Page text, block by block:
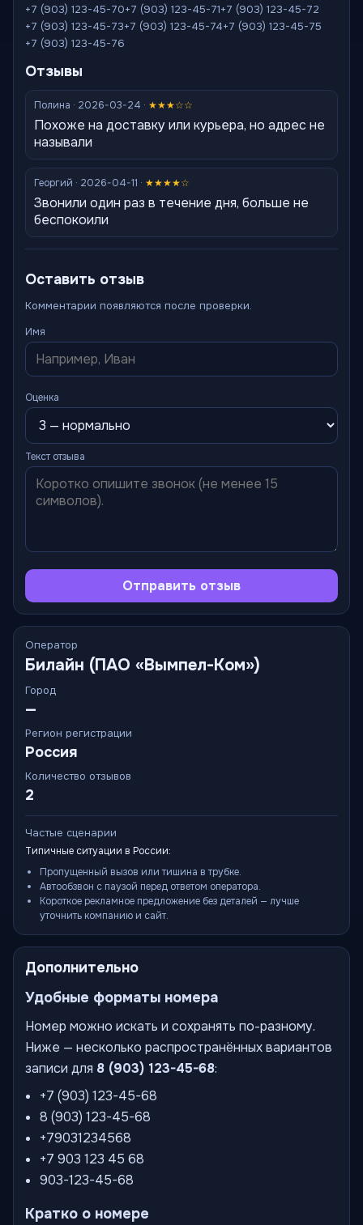
+7 (903) 123-45-70+7 (903) 123-45-71+7 (903) 123-45-72
+7 (903) 123-45-73+7 (903) 123-45-74+7 (903) 123-45-75
+7 (903) 123-45-76
Отзывы
Полина · 2026-03-24 · ★★★☆☆
Похоже на доставку или курьера, но адрес не
называли
Георгий · 2026-04-11 · ★★★★☆
Звонили один раз в течение дня, больше не
беспокоили
Оставить отзыв
Комментарии появляются после проверки.
Имя
Оценка
Текст отзыва
Отправить отзыв
Оператор
Билайн (ПАО «Вымпел-Ком»)
Город
—
Регион регистрации
Россия
Количество отзывов
2
Частые сценарии
Типичные ситуации в России:
Пропущенный вызов или тишина в трубке.
Автообзвон с паузой перед ответом оператора.
Короткое рекламное предложение без деталей — лучше
уточнить компанию и сайт.
Дополнительно
Удобные форматы номера
Номер можно искать и сохранять по-разному.
Ниже — несколько распространённых вариантов
записи для 8 (903) 123-45-68:
+7 (903) 123-45-68
8 (903) 123-45-68
+79031234568
+7 903 123 45 68
903-123-45-68
Кратко о номере